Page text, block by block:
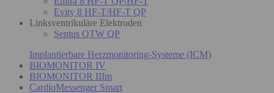
Evity 8 HF-T/HF-T QP
Linksventrikuläre Elektroden
Sentus OTW QP
Implantierbare Herzmonitoring-Systeme (ICM)
BIOMONITOR IV
BIOMONITOR IIIm
CardioMessenger Smart